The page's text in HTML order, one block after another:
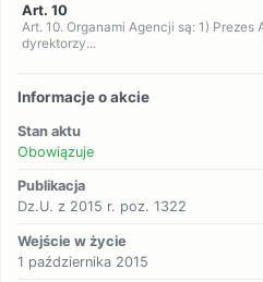
Art. 10
Art. 10. Organami Agencji są: 1) Prezes
dyrektorzy...
Informacje o akcie
Stan aktu
Obowiązuje
Publikacja
Dz.U. z 2015 r. poz. 1322
Wejście w życie
1 października 2015